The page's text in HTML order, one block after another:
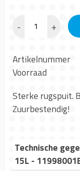
- +
Artikelnummer
Voorraad
Sterke rugspuit.
Zuurbestendig!
Technische
15L -